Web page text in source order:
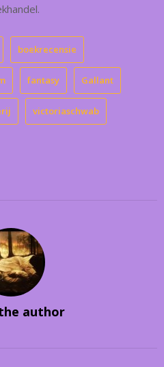
boekrecensie
fantasy Gallant
victoriaschwab
author